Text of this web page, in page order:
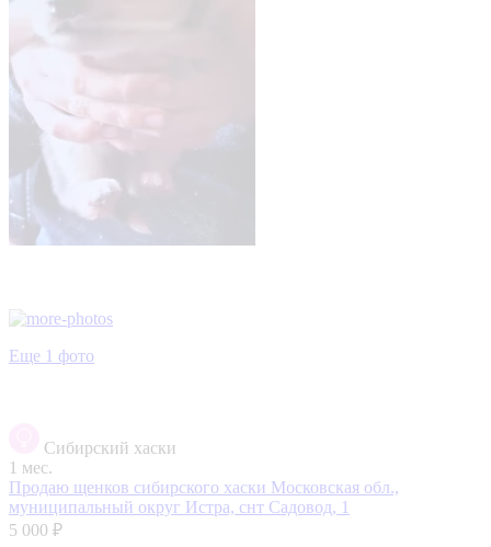
Еще 1 фото
Сибирский хаски
1 мес.
Продаю щенков сибирского хаски Московская обл.,
муниципальный округ Истра, снт Садовод, 1
5 000 ₽